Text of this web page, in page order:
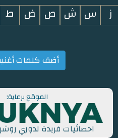
ز س ش ص ض ط
أضف كلمات
الموقع برعاية:
احصائيات فريدة لدوري